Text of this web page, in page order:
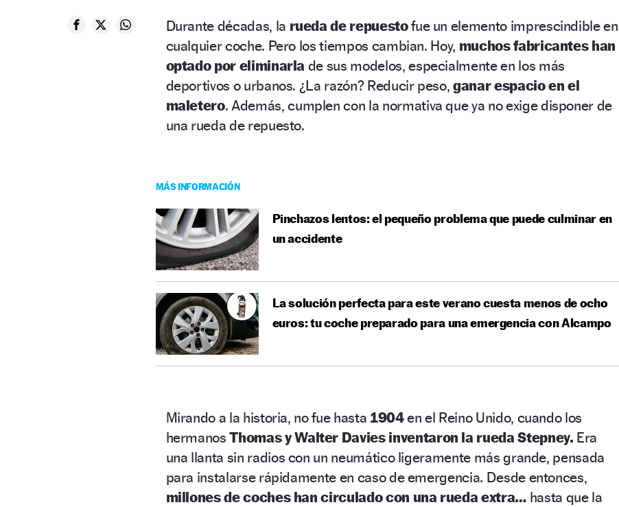
Durante décadas, la rueda de repuestofue un elemento imprescindible en
cualquier coche. Pero los tiempos cambian. Hoy, muchos fabricantes han
optado por eliminarla de sus modelos, especialmente en los más
deportivos o urbanos. ¿La razón? Reducir peso,ganar espacio en el
maletero. Además, cumplen con la normativa que ya no exige disponer de
una rueda de repuesto.
MÁS INFORMACIÓN
Pinchazos lentos: el pequeño problema que puede culminar en
un accidente
La solución perfecta para este verano cuesta menos de ocho
euros: tu coche preparado para una emergencia con Alcampo
Mirando a la historia, no fue hasta 1904en el Reino Unido, cuando los
hermanosThomas y Walter Davies inventaron la rueda Stepney. Era
una llanta sin radios con un neumático ligeramente más grande, pensada
para instalarse rápidamente en caso de emergencia. Desde entonces,
millones de coches han circulado con una rueda extra…hasta que la